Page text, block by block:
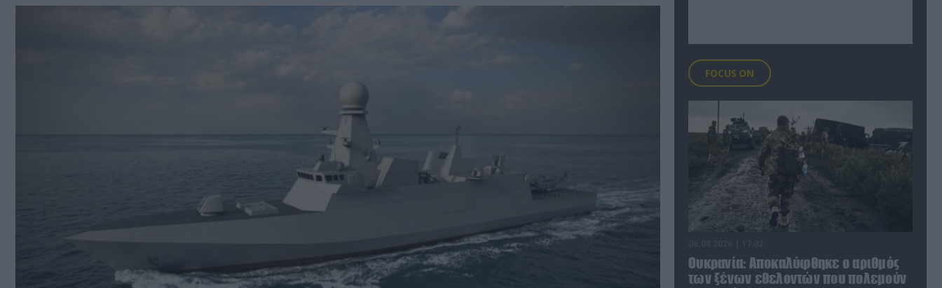
FOCUS ON
Ουκρανία: Αποκαλύφθηκε ο αριθμός
των ξένων εθελοντών που πολεμούν